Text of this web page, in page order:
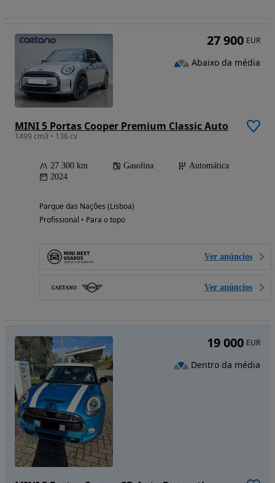
MINI 5 Portas Cooper Premium Classic Auto
1499 cm3 • 136 cv
27 300 km Gasolina
Automática
2024
Parque das Nações (Lisboa)
Profissional • Para o topo
Ver anúncios
Ver anúncios
27 900 EUR
Abaixo da média
19 000 EUR
Dentro da média